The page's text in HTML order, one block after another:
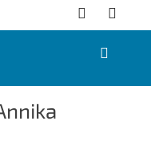
NÁKUPNÝ